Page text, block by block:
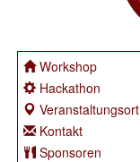
Workshop
Hackathon
Veranstaltungsort
Kontakt
Sponsoren